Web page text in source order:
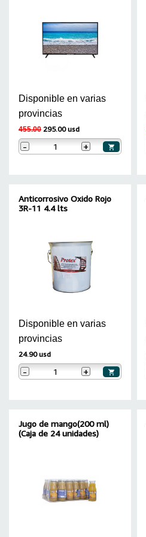
Disponible en varias
provincias
455.00 295.00 usd
- +
Anticorrosivo Oxido Rojo
3R-11 4.4 lts
Disponible en varias
provincias
24.90 usd
- +
Jugo de mango(200 ml)
(Caja de 24 unidades)